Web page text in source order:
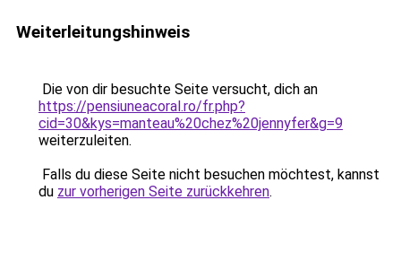
Weiterleitungshinweis
Die von dir besuchte Seite versucht, dich an
https://pensiuneacoral.ro/fr.php?
cid=30&kys=manteau%20chez%20jennyfer&g=9
weiterzuleiten.
Falls du diese Seite nicht besuchen möchtest, kannst
du zur vorherigen Seite zurückkehren.